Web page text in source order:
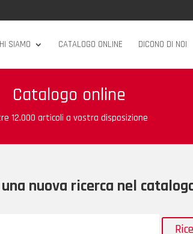
SIAMO CATALOGO ONLINE DICONO DI NOI
Catalogo online
12.000 articoli a vostra disposizione
nuova ricerca nel